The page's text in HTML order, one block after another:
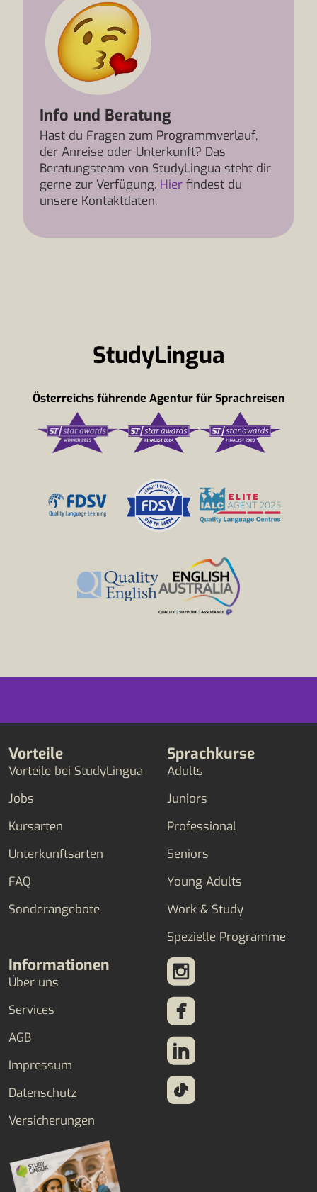
Info und Beratung
Hast du Fragen zum Programmverlauf,
der Anreise oder Unterkunft? Das
Beratungsteam von StudyLingua steht dir
gerne zur Verfügung. Hier findest du
unsere Kontaktdaten.
StudyLingua
Österreichs führende Agentur für Sprachreisen
Vorteile
Vorteile bei StudyLingua
Jobs
Kursarten
Unterkunftsarten
FAQ
Sonderangebote
Sprachkurse
Adults
Juniors
Professional
Seniors
Young Adults
Work & Study
Spezielle Programme
Informationen
Über uns
Services
AGB
Impressum
Datenschutz
Versicherungen